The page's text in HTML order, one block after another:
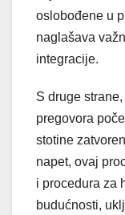
oslobođene u
naglašava
integracije.
S druge
pregovora
stotine
napet, ovaj
i procedura za
budućnosti,